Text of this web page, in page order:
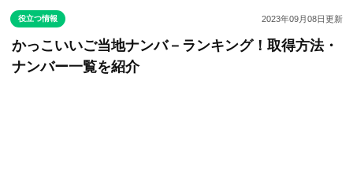
役立つ情報 2023年09月08日更新
かっこいいご当地ナンバ－ランキング！取得方法・
ナンバー一覧を紹介